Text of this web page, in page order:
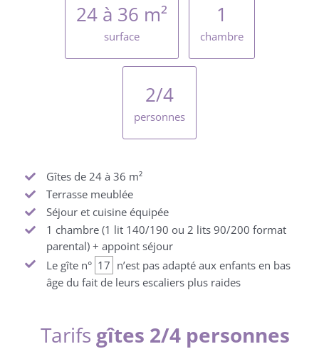
24 à 36 m²
surface
1
chambre
2/4
personnes
Gîtes de 24 à 36 m²
Terrasse meublée
Séjour et cuisine équipée
1 chambre (1 lit 140/190 ou 2 lits 90/200 format
parental) + appoint séjour
Le gîte n° 17 n’est pas adapté aux enfants en bas
âge du fait de leurs escaliers plus raides
Tarifs gîtes 2/4 personnes